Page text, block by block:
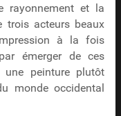
rayonnement et la
trois acteurs beaux
à la fois
émerger de ces
peinture plutôt
monde occidental